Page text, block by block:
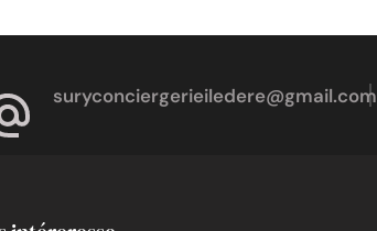
suryconciergerieiledere@gmail.com